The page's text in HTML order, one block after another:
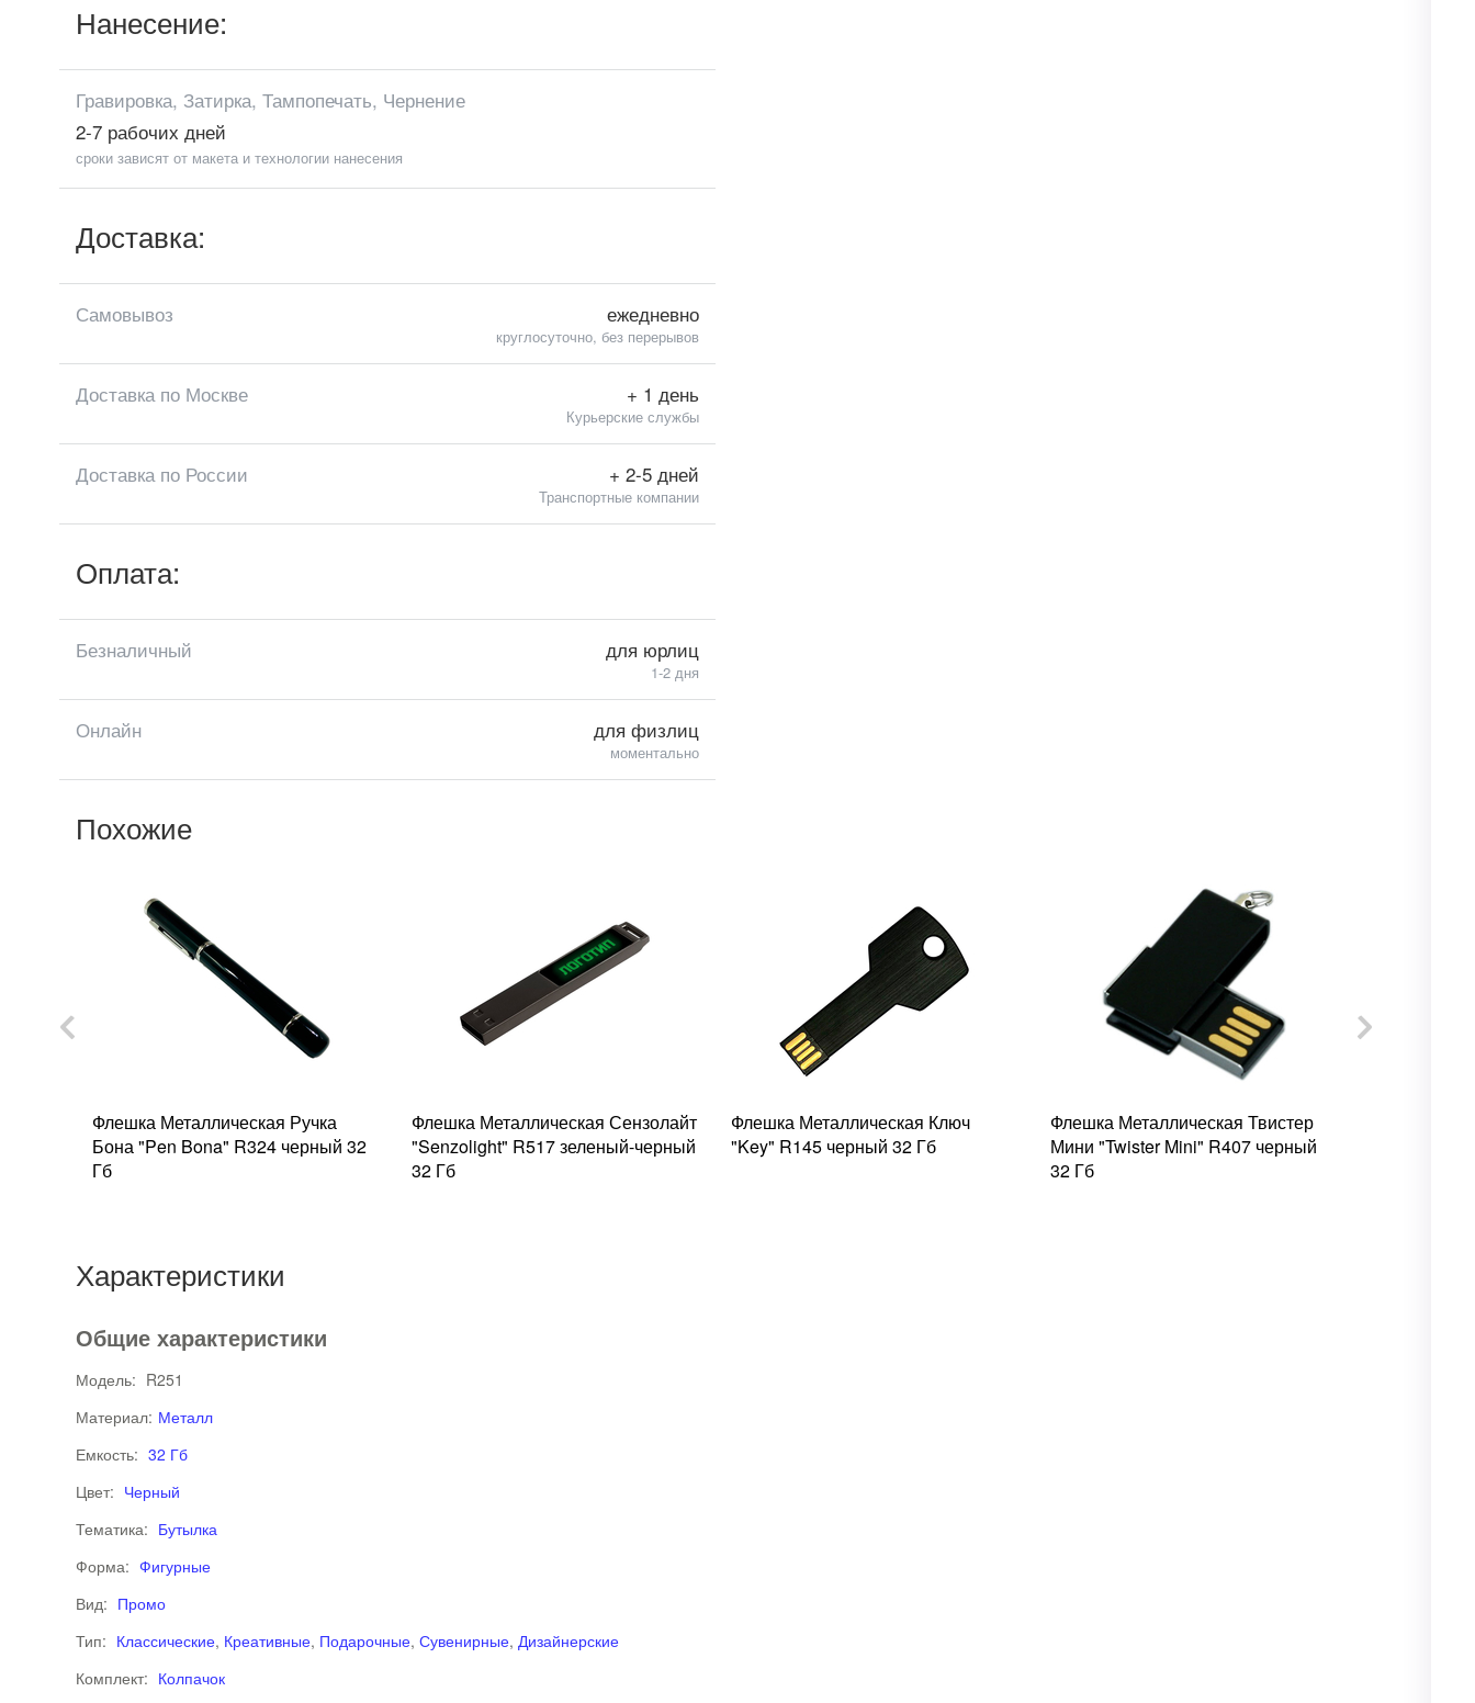
Нанесение:
Гравировка, Затирка, Тампопечать, Чернение
2-7 рабочих дней
сроки зависят от макета и технологии нанесения
Доставка:
Самовывоз ежедневно
круглосуточно, без перерывов
Доставка по Москве + 1 день
Курьерские службы
Доставка по России + 2-5 дней
Транспортные компании
Оплата:
Безналичный для юрлиц
1-2 дня
Онлайн для физлиц
моментально
Похожие
Флешка Металлическая Ручка
Бона "Pen Bona" R324 черный 32
Гб
Флешка Металлическая Сензолайт
"Senzolight" R517 зеленый-черный
32 Гб
Флешка Металлическая Ключ
"Key" R145 черный 32 Гб
Флешка Металлическая Твистер
Мини "Twister Mini" R407 черный
32 Гб
Характеристики
Общие характеристики
Модель: R251
Материал: Металл
Емкость: 32 Гб
Цвет: Черный
Тематика: Бутылка
Форма: Фигурные
Вид: Промо
Тип: Классические, Креативные, Подарочные,Сувенирные,Дизайнерские
Комплект: Колпачок